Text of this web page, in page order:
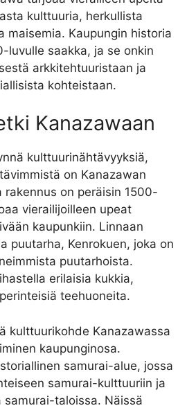
kulttuuria, herkullista
maisemia. Kaupungin historia
luvulle saakka, ja se onkin
arkkitehtuuristaan ja
kohteistaan.
Kanazawaan
kulttuurinähtävyyksiä,
on Kanazawan
rakennus on peräisin 1500-
vierailijoilleen upeat
kaupunkiin. Linnaan
puutarha, Kenrokuen, joka on
puutarhoista.
erilaisia kukkia,
teehuoneita.
kulttuurikohde Kanazawassa
kaupunginosa.
samurai-alue, jossa
samurai-kulttuuriin ja
samurai-taloissa. Näissä